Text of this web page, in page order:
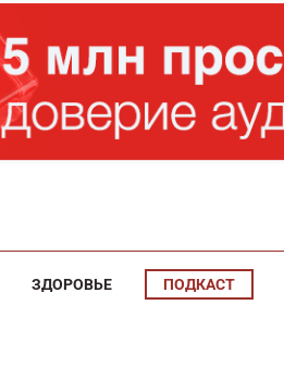
ЗДОРОВЬЕ ПОДКАСТ